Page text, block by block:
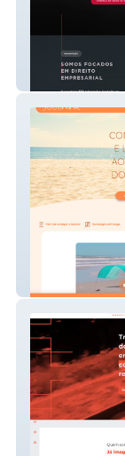
ZPB Advogados
SoulMar